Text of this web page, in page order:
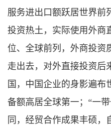
服务进出口额跃居世界前
投资热土，实际使用外商
位、全球前列，外商投资
走出去，对外直接投资后
国，中国企业的身影遍布
备额高居全球第一；“一
同，经贸合作成果丰硕，